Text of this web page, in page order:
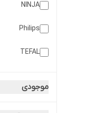
NINJA
Philips
TEFAL
موجودی